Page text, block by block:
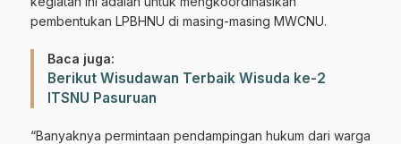
pembentukan LPBHNU di masing-masing MWCNU.
Baca juga:
Berikut Wisudawan Terbaik Wisuda ke-2
ITSNU Pasuruan
“Banyaknya permintaan pendampingan hukum dari warga